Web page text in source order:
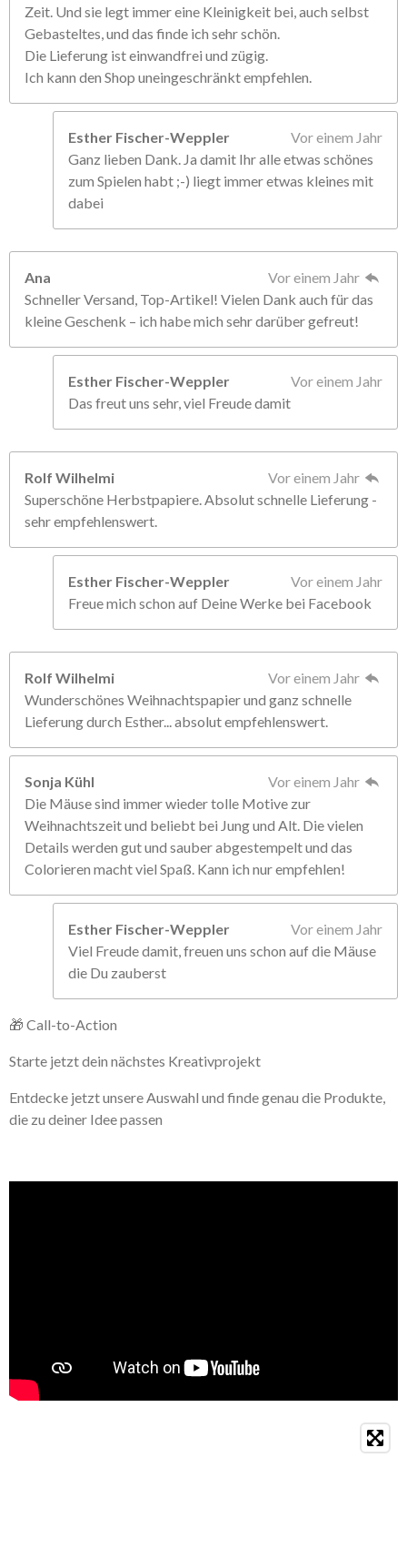
Zeit. Und sie legt immer eine Kleinigkeit bei, auch selbst
Gebasteltes, und das finde ich sehr schön.
Die Lieferung ist einwandfrei und zügig.
Ich kann den Shop uneingeschränkt empfehlen.
Esther Fischer-Weppler
Vor einem Jahr
Ganz lieben Dank. Ja damit Ihr alle etwas schönes
zum Spielen habt ;-) liegt immer etwas kleines mit
dabei
Ana
Vor einem Jahr
Schneller Versand, Top-Artikel! Vielen Dank auch für das
kleine Geschenk – ich habe mich sehr darüber gefreut!
Esther Fischer-Weppler
Vor einem Jahr
Das freut uns sehr, viel Freude damit
Rolf Wilhelmi
Vor einem Jahr
Superschöne Herbstpapiere. Absolut schnelle Lieferung -
sehr empfehlenswert.
Esther Fischer-Weppler
Vor einem Jahr
Freue mich schon auf Deine Werke bei Facebook
Rolf Wilhelmi
Vor einem Jahr
Wunderschönes Weihnachtspapier und ganz schnelle
Lieferung durch Esther... absolut empfehlenswert.
Sonja Kühl
Vor einem Jahr
Die Mäuse sind immer wieder tolle Motive zur
Weihnachtszeit und beliebt bei Jung und Alt. Die vielen
Details werden gut und sauber abgestempelt und das
Colorieren macht viel Spaß. Kann ich nur empfehlen!
Esther Fischer-Weppler
Vor einem Jahr
Viel Freude damit, freuen uns schon auf die Mäuse
die Du zauberst
🎁 Call-to-Action
Starte jetzt dein nächstes Kreativprojekt
Entdecke jetzt unsere Auswahl und finde genau die Produkte,
die zu deiner Idee passen